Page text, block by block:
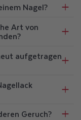
Nagel?
Art von
aufgetragen
Geruch?